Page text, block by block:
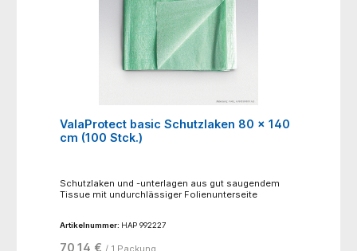
ValaProtect basic Schutzlaken 80 x 140
cm (100 Stck.)
Schutzlaken und -unterlagen aus gut saugendem
Tissue mit undurchlässiger Folienunterseite
Artikelnummer: HAP 992227
70,14 € / 1 Packung